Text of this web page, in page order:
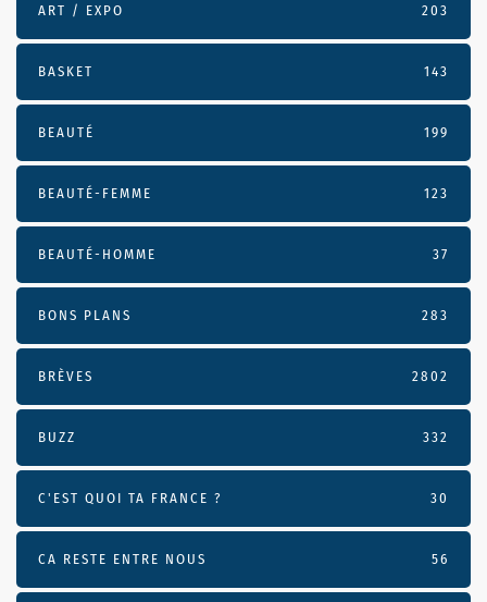
ART / EXPO 203
BASKET 143
BEAUTÉ 199
BEAUTÉ-FEMME 123
BEAUTÉ-HOMME 37
BONS PLANS 283
BRÈVES 2802
BUZZ 332
C'EST QUOI TA FRANCE ? 30
CA RESTE ENTRE NOUS 56